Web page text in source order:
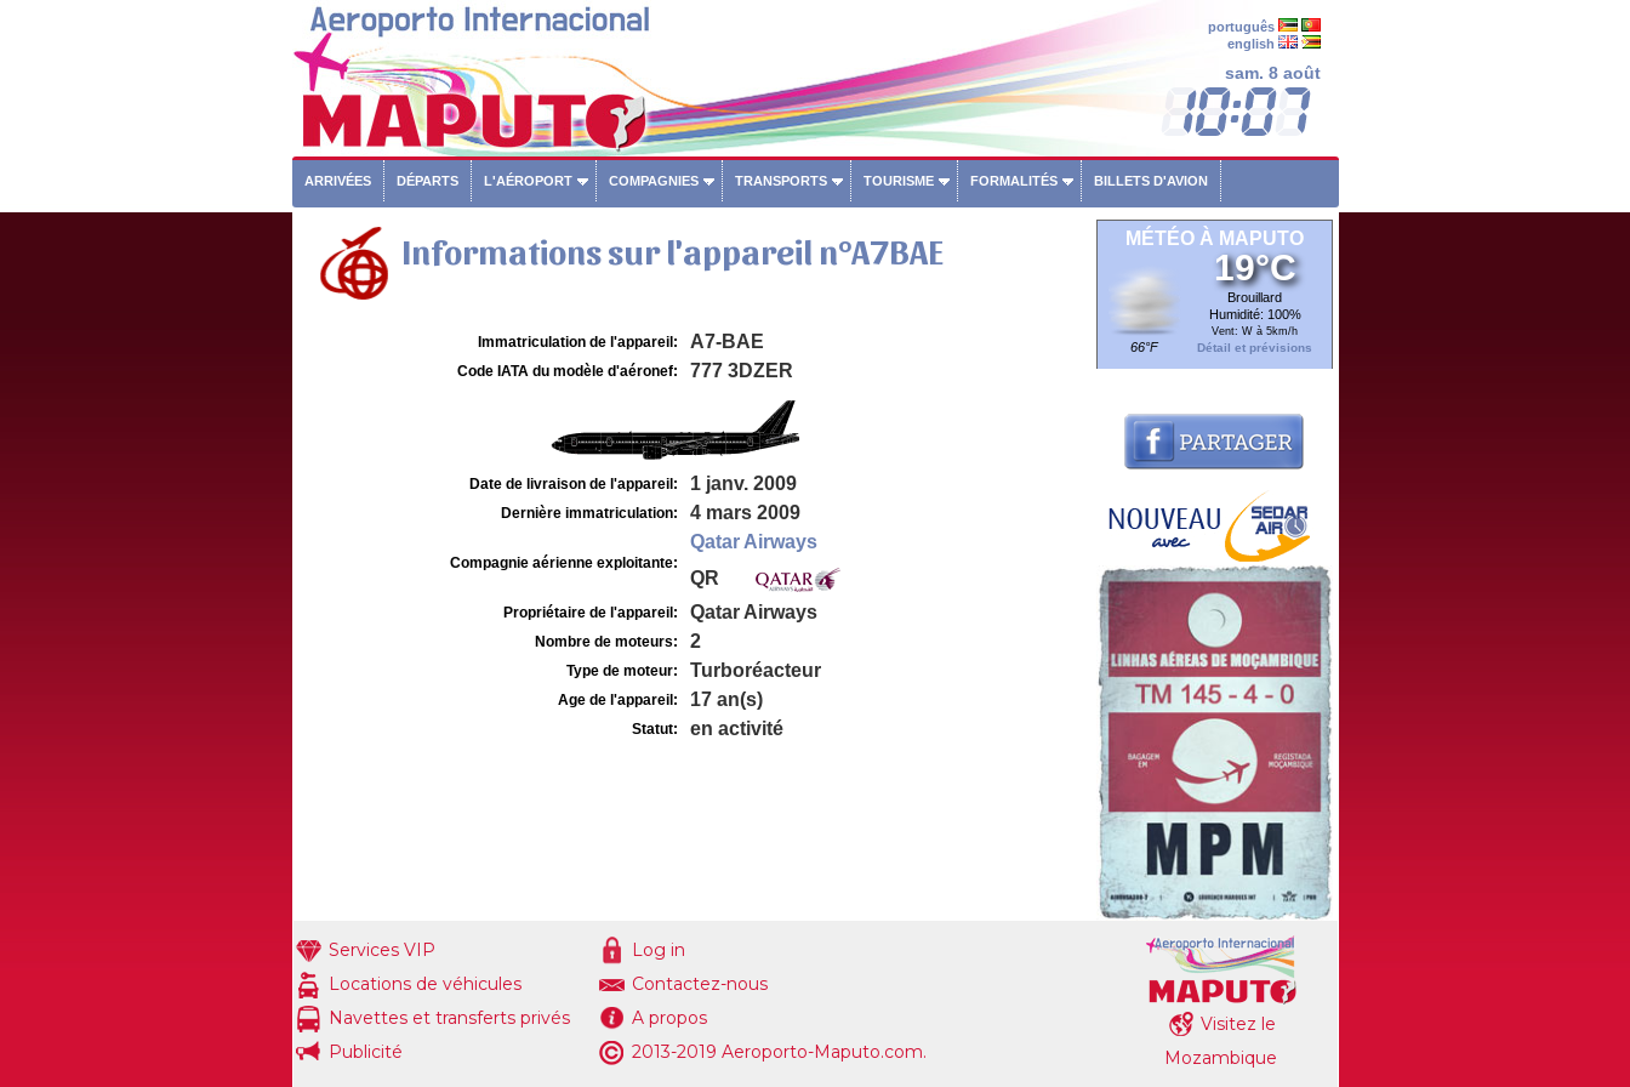
português
english
sam. 8 août
ARRIVÉES DÉPARTS L'AÉROPORT COMPAGNIES TRANSPORTS TOURISME FORMALITÉS BILLETS D'AVION
Informations sur l'appareil n°A7BAE
Immatriculation de l'appareil: A7-BAE
Code IATA du modèle d'aéronef: 777 3DZER
Date de livraison de l'appareil: 1 janv. 2009
Dernière immatriculation: 4 mars 2009
Compagnie aérienne exploitante:
Qatar Airways
QR
Propriétaire de l'appareil: Qatar Airways
Nombre de moteurs: 2
Type de moteur: Turboréacteur
Age de l'appareil: 17 an(s)
Statut: en activité
MÉTÉO À MAPUTO
66°F
19°C
Brouillard
Humidité: 100%
Vent: W à 5km/h
Détail et prévisions
Services VIP
Locations de véhicules
Navettes et transferts privés
Publicité
Log in
Contactez-nous
A propos
2013-2019 Aeroporto-Maputo.com.
Visitez le
Mozambique